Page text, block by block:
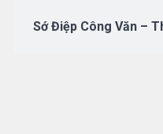
Sớ Điệp Công Văn –